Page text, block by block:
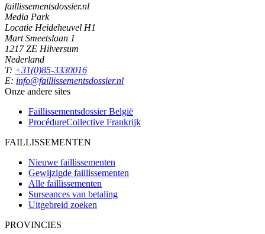
faillissementsdossier.nl
Media Park
Locatie Heideheuvel H1
Mart Smeetslaan 1
1217 ZE Hilversum
Nederland
T: +31(0)85-3330016
E: info@faillissementsdossier.nl
Onze andere sites
Faillissementsdossier België
ProcédureCollective Frankrijk
FAILLISSEMENTEN
Nieuwe faillissementen
Gewijzigde faillissementen
Alle faillissementen
Surseances van betaling
Uitgebreid zoeken
PROVINCIES